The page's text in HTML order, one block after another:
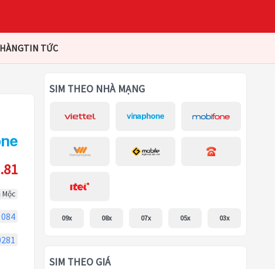
TIN TỨC
Mộc
084
SIM THEO NHÀ MẠNG
09x 08x 07x 05x 03x
SIM THEO GIÁ